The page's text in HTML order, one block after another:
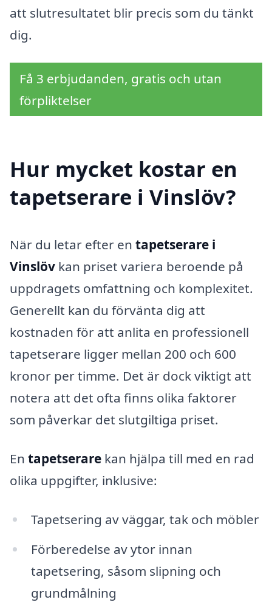
att slutresultatet blir precis som du tänkt
dig.
Få 3 erbjudanden, gratis och utan
förpliktelser
Hur mycket kostar en
tapetserare i Vinslöv?
När du letar efter en tapetserare i
Vinslöv kan priset variera beroende på
uppdragets omfattning och komplexitet.
Generellt kan du förvänta dig att
kostnaden för att anlita en professionell
tapetserare ligger mellan 200 och 600
kronor per timme. Det är dock viktigt att
notera att det ofta finns olika faktorer
som påverkar det slutgiltiga priset.
En tapetserare kan hjälpa till med en rad
olika uppgifter, inklusive:
Tapetsering av väggar, tak och möbler
Förberedelse av ytor innan
tapetsering, såsom slipning och
grundmålning